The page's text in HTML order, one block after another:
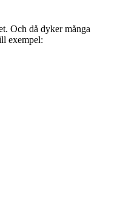
Och då dyker många
exempel: